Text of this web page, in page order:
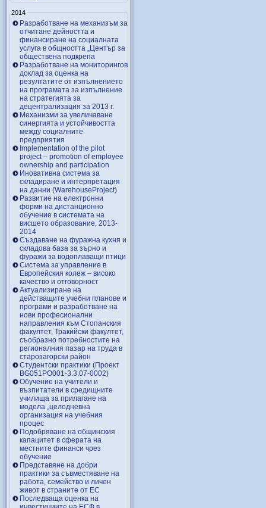
2014
Разработване на механизъм за
отчитане дейността и
финансиране на социалната
услуга в общността „Център за
обществена подкрепа
Разработване на мониторингов
доклад за оценка на
резултатите от изпълнението
на програмата за изпълнение
на стратегията за
децентрализация за 2013 г.
Механизми за увеличаване
синергията и устойчивостта
между социалните
предприятия
Implementation of the pilot
project – promotion of employee
ownership and participation
Иновативна система за
складиране и интерпретация
на данни (WarehouseProject)
Развитие на електронни
форми на дистанционно
обучение в системата на
висшето образование, 2013-
2014
Създаване на фуражна кухня и
складова база за зърно и
фуражи за водоплаващи птици
Система за управление в
Европейския колеж – високо
качество и отговорност
Актуализиране на
действащите учебни планове и
програми и разработване на
нови професионални
направления към Стопанския
факултет, Тракийски факултет,
съобразно потребностите на
регионалния пазар на труда в
старозагорски район
Студентски практики (Проект
BG051PO001-3.3.07-0002)
Обучение на учители и
възпитатели в средищните
училища за прилагане на
модела „целодневна
организация на учебния
процес
Подобряване на общинския
капацитет в сферата на
местните финанси чрез
обучение
Представяне на добри
практики за съвместяване на
работа, семейство и личен
живот в страните от ЕС
Последваща оценка на